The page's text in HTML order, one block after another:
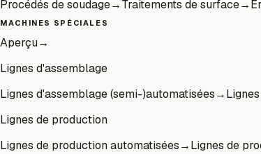
Procédés de soudage→Traitements de surface→
MACHINES SPÉCIALES
Aperçu→
Lignes d'assemblage
Lignes d'assemblage (semi-)automatisées→
Lignes de production
Lignes de production automatisées→Lignes de